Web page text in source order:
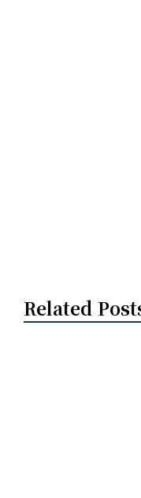
Related